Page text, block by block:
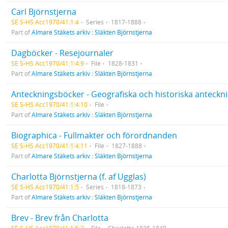
Carl Björnstjerna
SE S-HS Acc1970/41:1:4 Series
1817-1888
Part ofAlmare Stäkets arkiv : Släkten Björnstjerna
Dagböcker - Resejournaler
SE S-HS Acc1970/41:1:4:9 File
1828-1831
Part ofAlmare Stäkets arkiv : Släkten Björnstjerna
Anteckningsböcker - Geografiska och historiska
SE S-HS Acc1970/41:1:4:10
File
Part ofAlmare Stäkets arkiv : Släkten Björnstjerna
Biographica - Fullmakter och förordnanden
SE S-HS Acc1970/41:1:4:11 File
1827-1888
Part ofAlmare Stäkets arkiv : Släkten Björnstjerna
Charlotta Björnstjerna (f. af Ugglas)
SE S-HS Acc1970/41:1:5 Series
1818-1873
Part ofAlmare Stäkets arkiv : Släkten Björnstjerna
Brev - Brev från Charlotta